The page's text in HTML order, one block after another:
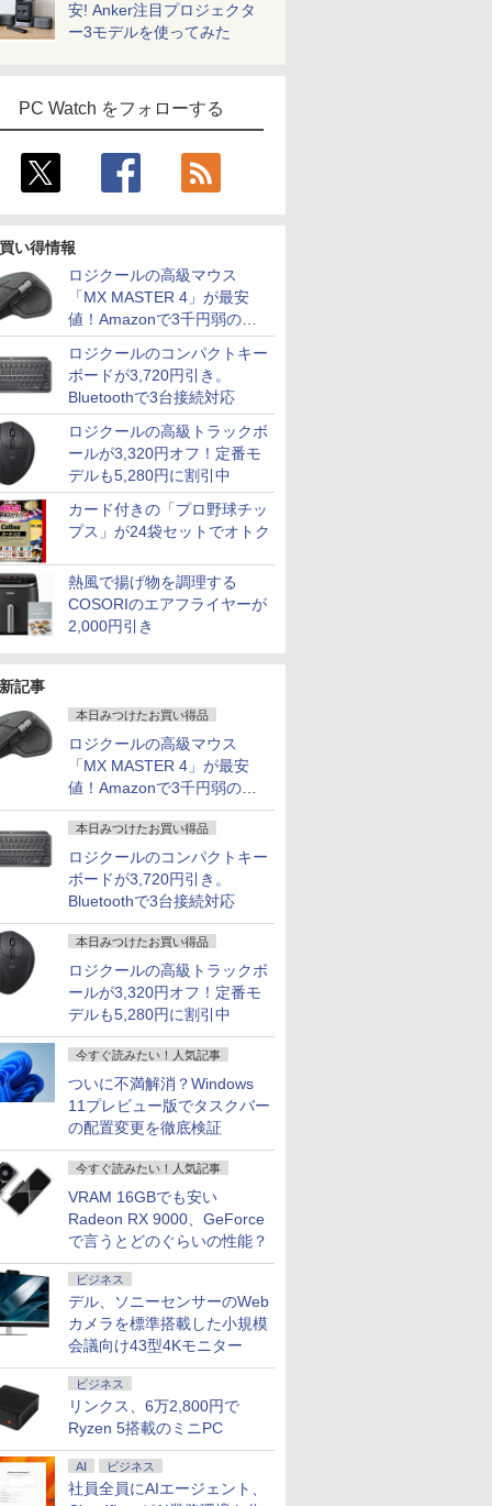
安! Anker注目プロジェクタ
ー3モデルを使ってみた
PC Watch をフォローする
い得情報
ロジクールの高級マウス
「MX MASTER 4」が最安
値！Amazonで3千円弱の割
引
ロジクールのコンパクトキー
ボードが3,720円引き。
Bluetoothで3台接続対応
ロジクールの高級トラックボ
ールが3,320円オフ！定番モ
デルも5,280円に割引中
カード付きの「プロ野球チッ
プス」が24袋セットでオトク
熱風で揚げ物を調理する
COSORIのエアフライヤーが
2,000円引き
記事
本日みつけたお買い得品
ロジクールの高級マウス
「MX MASTER 4」が最安
値！Amazonで3千円弱の割
引
本日みつけたお買い得品
ロジクールのコンパクトキー
ボードが3,720円引き。
Bluetoothで3台接続対応
本日みつけたお買い得品
ロジクールの高級トラックボ
ールが3,320円オフ！定番モ
デルも5,280円に割引中
今すぐ読みたい！人気記事
ついに不満解消？Windows
11プレビュー版でタスクバー
の配置変更を徹底検証
今すぐ読みたい！人気記事
VRAM 16GBでも安い
Radeon RX 9000、GeForce
で言うとどのぐらいの性能？
ビジネス
デル、ソニーセンサーのWeb
カメラを標準搭載した小規模
会議向け43型4Kモニター
ビジネス
リンクス、6万2,800円で
Ryzen 5搭載のミニPC
AI ビジネス
社員全員にAIエージェント、